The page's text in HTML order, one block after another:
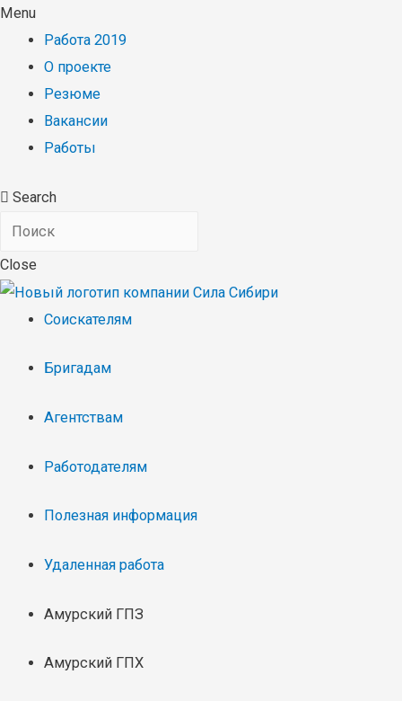
Menu
Работа 2019
О проекте
Резюме
Вакансии
Работы
Search
Close
Соискателям
Бригадам
Агентствам
Работодателям
Полезная информация
Удаленная работа
Амурский ГПЗ
Амурский ГПХ